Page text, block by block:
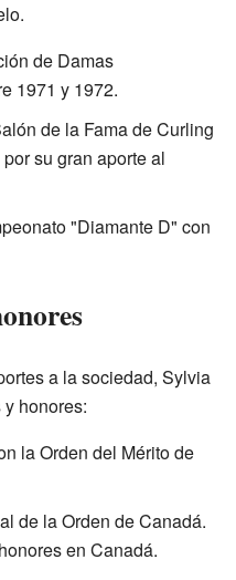
de Damas
1971 y 1972.
de la Fama de Curling
su gran aporte al
"Diamante D" con
a la sociedad, Sylvia
honores:
la Orden del Mérito de
de la Orden de Canadá.
en Canadá.